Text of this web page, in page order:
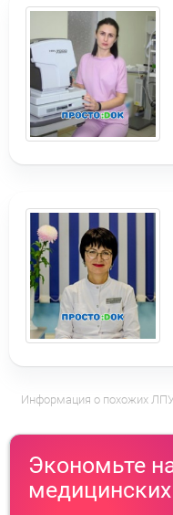
Информация о похожих
Экономьте
медицинских